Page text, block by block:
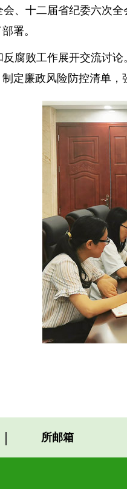
、十二届省纪委六次
署。
腐败工作展开交流讨
定廉政风险防控清单，
所邮箱